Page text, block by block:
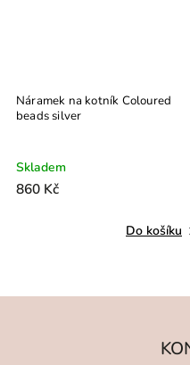
Náramek na kotník Coloured
beads silver
Skladem
860 Kč
Do košíku